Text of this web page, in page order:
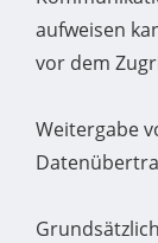
aufweisen
vor dem
Weitergabe